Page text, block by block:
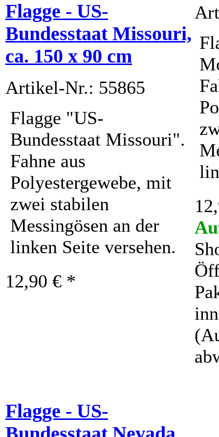
Flagge - US-
Bundesstaat Missouri,
ca. 150 x 90 cm
Artikel-Nr.: 55865
Flagge "US-
Bundesstaat Missouri".
Fahne aus
Polyestergewebe, mit
zwei stabilen
Messingösen an der
linken Seite versehen.
12,90 € *
Flagge - US-